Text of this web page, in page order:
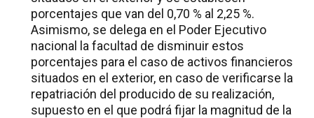
porcentajes que van del 0,70 % al 2,25 %.
Asimismo, se delega en el Poder Ejecutivo
nacional la facultad de disminuir estos
porcentajes para el caso de activos financieros
situados en el exterior, en caso de verificarse la
repatriación del producido de su realización,
supuesto en el que podrá fijar la magnitud de la